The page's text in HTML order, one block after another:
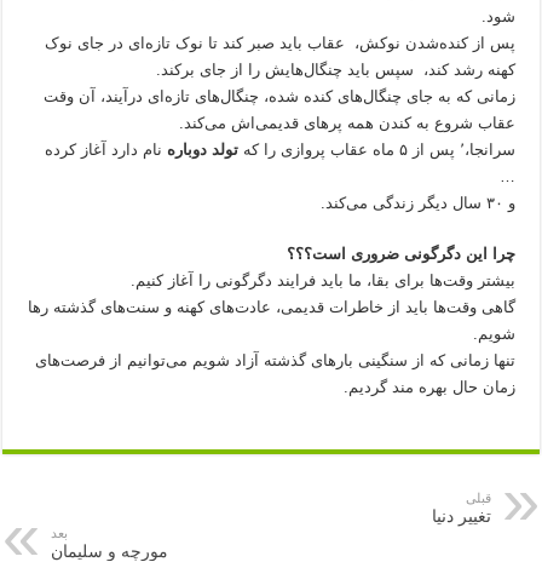
شود.
پس از کنده‌شدن نوکش، عقاب باید صبر کند تا نوک تازه‌ای در جای نوک
کهنه رشد کند، سپس باید چنگال‌هایش را از جای برکند.
زمانی که به جای چنگال‌های کنده شده، چنگال‌های تازه‌ای درآیند، آن وقت
عقاب شروع به کندن همه پرهای قدیمی‌اش می‌کند.
سرانجا،٬ پس از ۵ ماه عقاب پروازی را که
تولد دوباره نام دارد آغاز کرده
و ۳۰ سال دیگر زندگی می‌کند.
چرا این دگرگونی ضروری است؟؟؟
بیشتر وقت‌ها برای بقا، ما باید فرایند دگرگونی را آغاز کنیم.
گاهی وقت‌ها باید از خاطرات قدیمی، عادت‌های کهنه و سنت‌های گذشته رها
شویم.
تنها زمانی که از سنگینی بارهای گذشته آزاد شویم می‌توانیم از فرصت‌های
زمان حال بهره مند گردیم.
قبلی
تغییر دنیا
بعد
مورچه و سلیمان